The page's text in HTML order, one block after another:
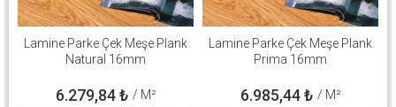
Lamine Parke Çek Meşe Plank
Natural 16mm
6.279,84₺ / M²
Lamine Parke Çek Meşe Plank
Prima 16mm
6.985,44₺ / M²